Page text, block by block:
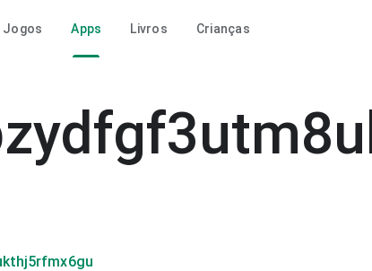
Jogos Apps Livros Crianças